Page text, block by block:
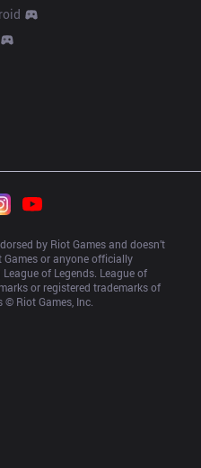
by Riot Games and doesn’t
or anyone officially
of Legends. League of
or registered trademarks of
© Riot Games, Inc.